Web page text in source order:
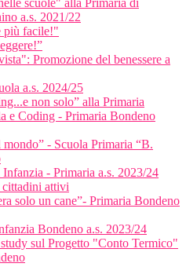
scuole" alla Primaria di
a.s. 2021/22
più facile!"
Promozione del benessere a
a.s. 2024/25
non solo” alla Primaria
e Coding - Primaria Bondeno
- Scuola Primaria “B.
- Primaria a.s. 2023/24
attivi
solo un cane”- Primaria Bondeno
Bondeno a.s. 2023/24
sul Progetto "Conto Termico"